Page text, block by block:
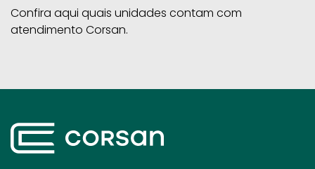
Confira aqui quais unidades contam com
atendimento Corsan.